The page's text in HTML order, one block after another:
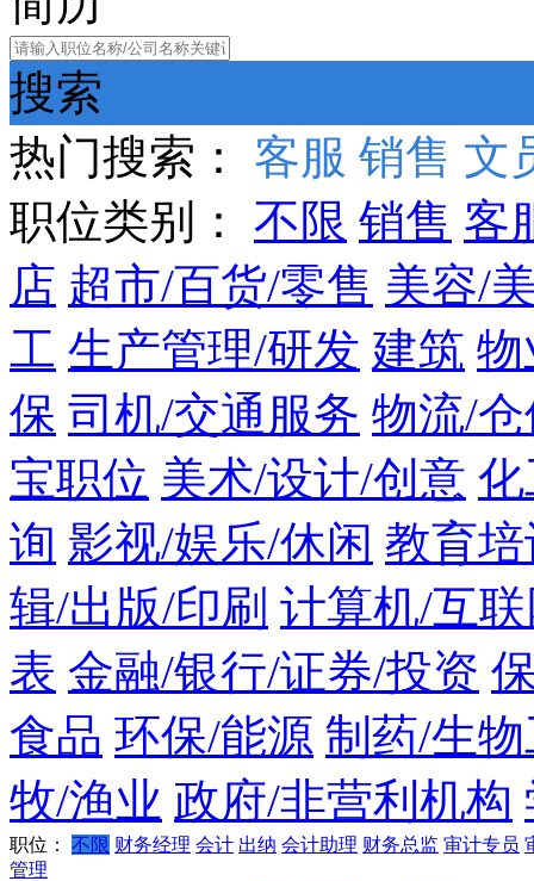
搜索
热门搜索：
客服 销售 文
职位类别：
不限 销售 客
店 超市/百货/零售 美容/
工 生产管理/研发 建筑 物
保 司机/交通服务 物流/
宝职位 美术/设计/创意
询 影视/娱乐/休闲 教育
辑/出版/印刷 计算机/互
表 金融/银行/证券/投资
食品 环保/能源 制药/生
牧/渔业 政府/非营利机构
职位： 不限 财务经理 会计 出纳 会计助理 财务总监 审计专员
管理